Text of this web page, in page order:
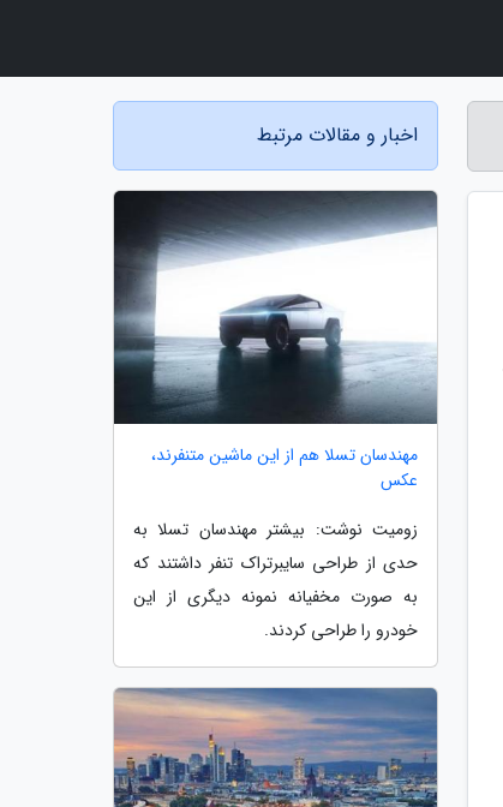
اخبار و مقالات مرتبط
مهندسان تسلا هم از این ماشین متنفرند،
عکس
زومیت نوشت: بیشتر مهندسان تسلا به
حدی از طراحی سایبرتراک تنفر داشتند که
به صورت مخفیانه نمونه دیگری از این
خودرو را طراحی کردند.